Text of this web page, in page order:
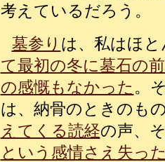
考えているだろう。
墓参り は、私はほ
て最初の冬に墓石の
の感慨もなかった 。
は、納骨のときのも
えてくる読経の声、
という感情さえ失っ